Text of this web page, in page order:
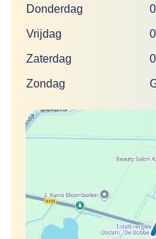
Donderdag
Vrijdag
Zaterdag
Zondag